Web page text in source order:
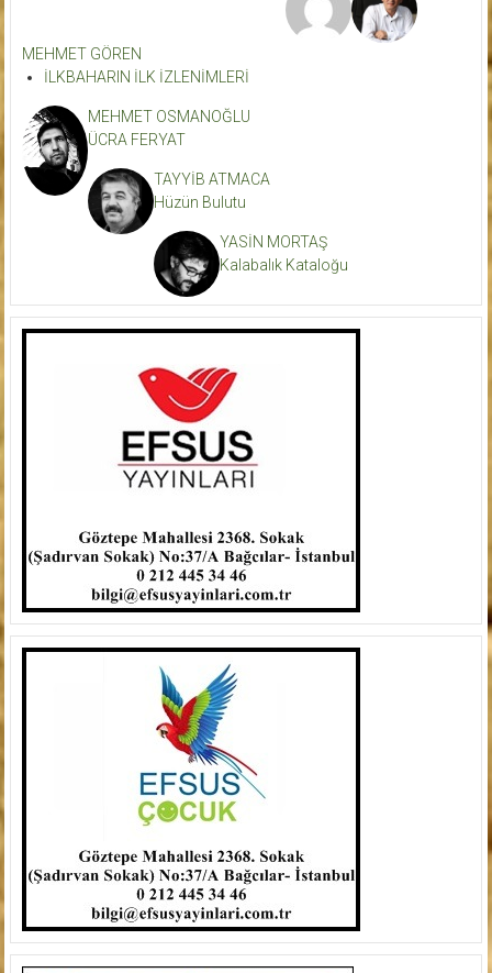
MEHMET GÖREN
İLKBAHARIN İLK İZLENİMLERİ
MEHMET OSMANOĞLU
ÜCRA FERYAT
TAYYİB ATMACA
Hüzün Bulutu
YASİN MORTAŞ
Kalabalık Kataloğu